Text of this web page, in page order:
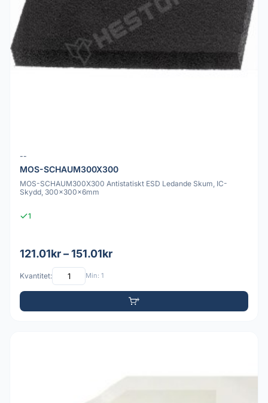
--
MOS-SCHAUM300X300
MOS-SCHAUM300X300 Antistatiskt ESD Ledande Skum, IC-
Skydd, 300x300x6mm
1
121.01kr – 151.01kr
Kvantitet: Min: 1